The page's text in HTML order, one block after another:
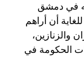
1996 أثناء دراسته في دمشق
أن أراهم
والزنازين،
الحكومة في